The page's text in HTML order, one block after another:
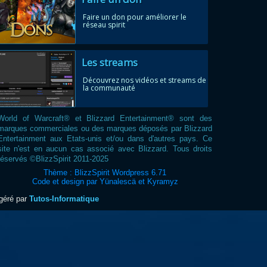
Faire un don pour améliorer le
réseau spirit
Les streams
Découvrez nos vidéos et streams de
la communauté
of Warcraft® et Blizzard Entertainment® sont des
commerciales ou des marques déposés par Blizzard
aux Etats-unis et/ou dans d'autres pays. Ce
n'est en aucun cas associé avec Blizzard. Tous droits
©BlizzSpirit 2011-2025
Thème : BlizzSpirit Wordpress 6.71
Code et design par Yünalescä et Kyramyz
par Tutos-Informatique